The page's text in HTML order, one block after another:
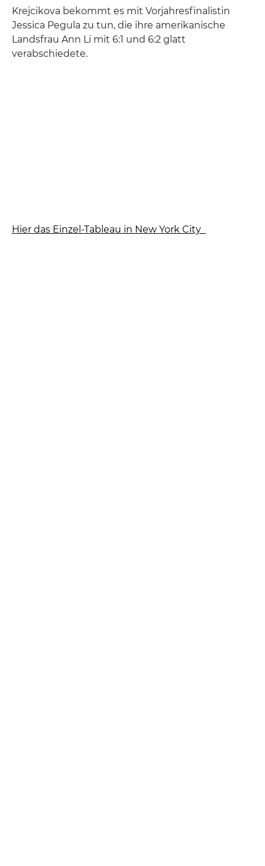
Krejcikova bekommt es mit Vorjahresfinalistin
Jessica Pegula zu tun, die ihre amerikanische
Landsfrau Ann Li mit 6:1 und 6:2 glatt
verabschiedete.
Hier das Einzel-Tableau in New York City